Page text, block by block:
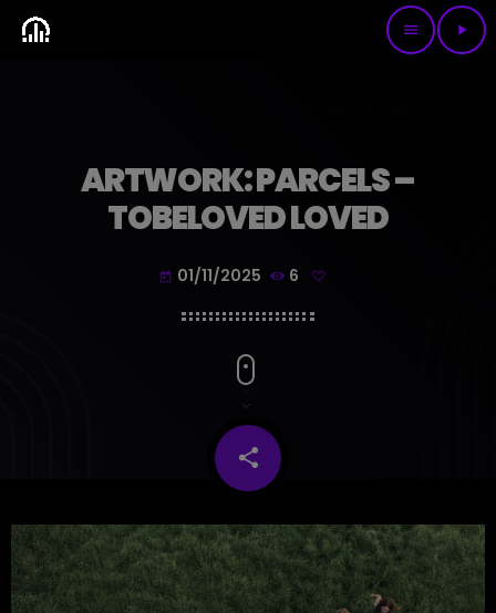
menu play_arrow
ARTWORK: PARCELS –
TOBELOVED LOVED
today 01/11/2025 6
share
email